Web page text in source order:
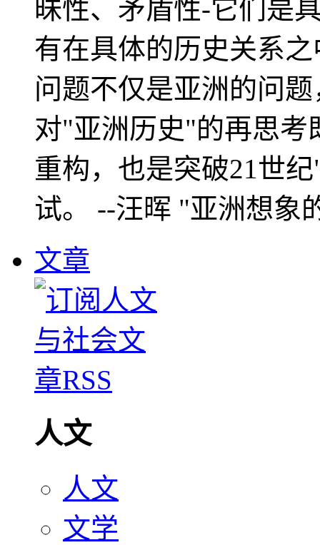
昧性、矛盾性-它们是
有在具体的历史关系
问题不仅是亚洲的问
对"亚洲历史"的再思考
重构，也是突破21世
试。 --汪晖 "亚洲想象
文章
人文
人文
文学